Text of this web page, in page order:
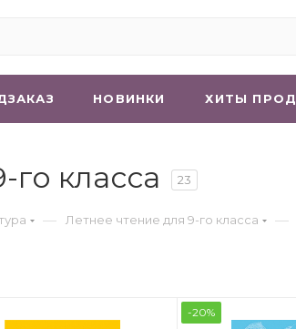
НОВИНКИ ХИТЫ
го класса 23
— Летнее чтение для 9-го класса —
-20%